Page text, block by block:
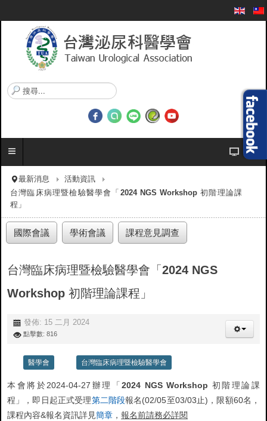
搜
尋
.
最新消息
活動資訊
台灣臨床病理暨檢驗醫學會「2024 NGS Workshop 初階理論課
程」
國際會議 學術會議 課程意見調查
台灣臨床病理暨檢驗醫學會「2024 NGS
Workshop 初階理論課程」
發佈: 15 二月 2024
點擊數: 816
醫學會 台灣臨床病理暨檢驗醫學會
本會將於2024-04-27辦理 「2024 NGS Workshop 初階理論課
程」
， 即日起正式受理第二階段報名(02/05至03/03止)，限額60名，
課程內容&報名資訊詳見簡章 ， 報名前請務必詳閱